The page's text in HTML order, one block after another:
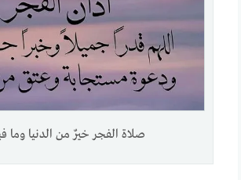
صلاة الفجر خيرٌ من الدنيا وما